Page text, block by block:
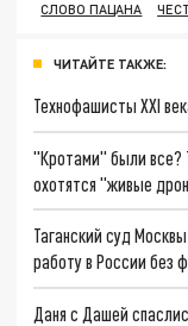
СЛОВО ПАЦАНА
ЧИТАЙТЕ ТАКЖЕ:
Технофашисты XXI
"Кротами" были все?
охотятся "живые
Таганский суд
работу в России без
Даня с Дашей